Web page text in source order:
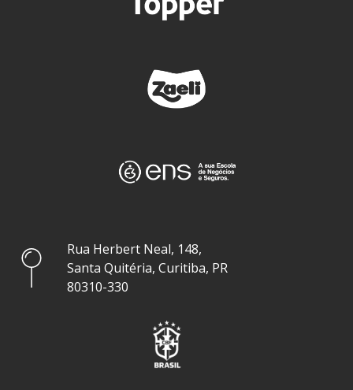
Rua Herbert Neal, 148,
Santa Quitéria, Curitiba, PR
80310-330